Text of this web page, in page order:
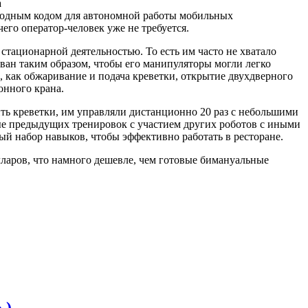
кодом для автономной работы мобильных
оператор-человек уже не требуется.
деятельностью. То есть им часто не хватало
таким образом, чтобы его манипуляторы могли легко
обжаривание и подача креветки, открытие двухдверного
крана.
креветки, им управляли дистанционно 20 раз с небольшими
предыдущих тренировок с участием других роботов с иными
набор навыков, чтобы эффективно работать в ресторане.
что намного дешевле, чем готовые бимануальные